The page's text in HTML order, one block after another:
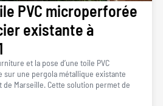
PVC microperforée
existante à
et la pose d’une toile PVC
une pergola métallique existante
de Marseille. Cette solution permet de